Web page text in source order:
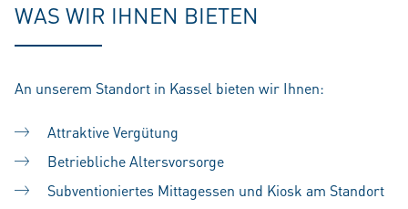
WAS WIR IHNEN BIETEN
An unserem Standort in Kassel bieten wir Ihnen:
Attraktive Vergütung
Betriebliche Altersvorsorge
Subventioniertes Mittagessen und Kiosk am Standort